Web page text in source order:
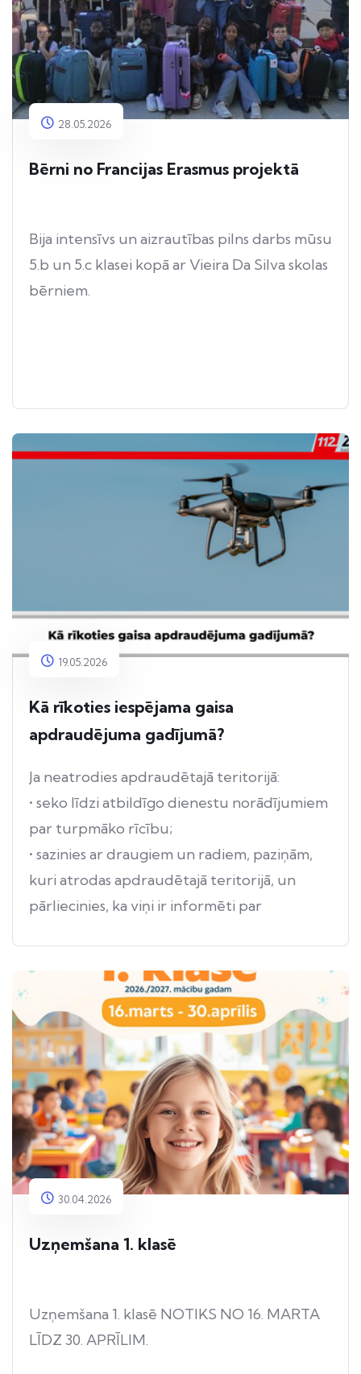
28.05.2026
Bērni no Francijas Erasmus projektā
Bija intensīvs un aizrautības pilns darbs mūsu
5.b un 5.c klasei kopā ar Vieira Da Silva skolas
bērniem.
19.05.2026
Kā rīkoties iespējama gaisa
apdraudējuma gadījumā?
Ja neatrodies apdraudētajā teritorijā:
• seko līdzi atbildīgo dienestu norādījumiem
par turpmāko rīcību;
• sazinies ar draugiem un radiem, paziņām,
kuri atrodas apdraudētajā teritorijā, un
pārliecinies, ka viņi ir informēti par
30.04.2026
Uzņemšana 1. klasē
Uzņemšana 1. klasē NOTIKS NO 16. MARTA
LĪDZ 30. APRĪLIM.